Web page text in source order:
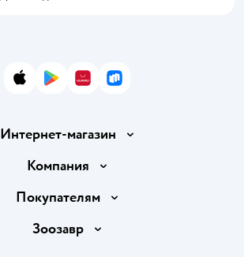
App StoreGoogle Play
AppGallery
RuStore
Интернет-магазин
Доставка и оплата
Обмен и возврат товара
Правила продажи
Компания
О компании
Инвесторам
Покупателям
Бонусные карты
Зоозавр